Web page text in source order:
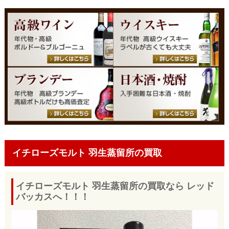
イチローズモルト 羽生蒸留所の買取
イチローズモルト 羽生蒸留所の買取なら レッド
バッカスへ！！！